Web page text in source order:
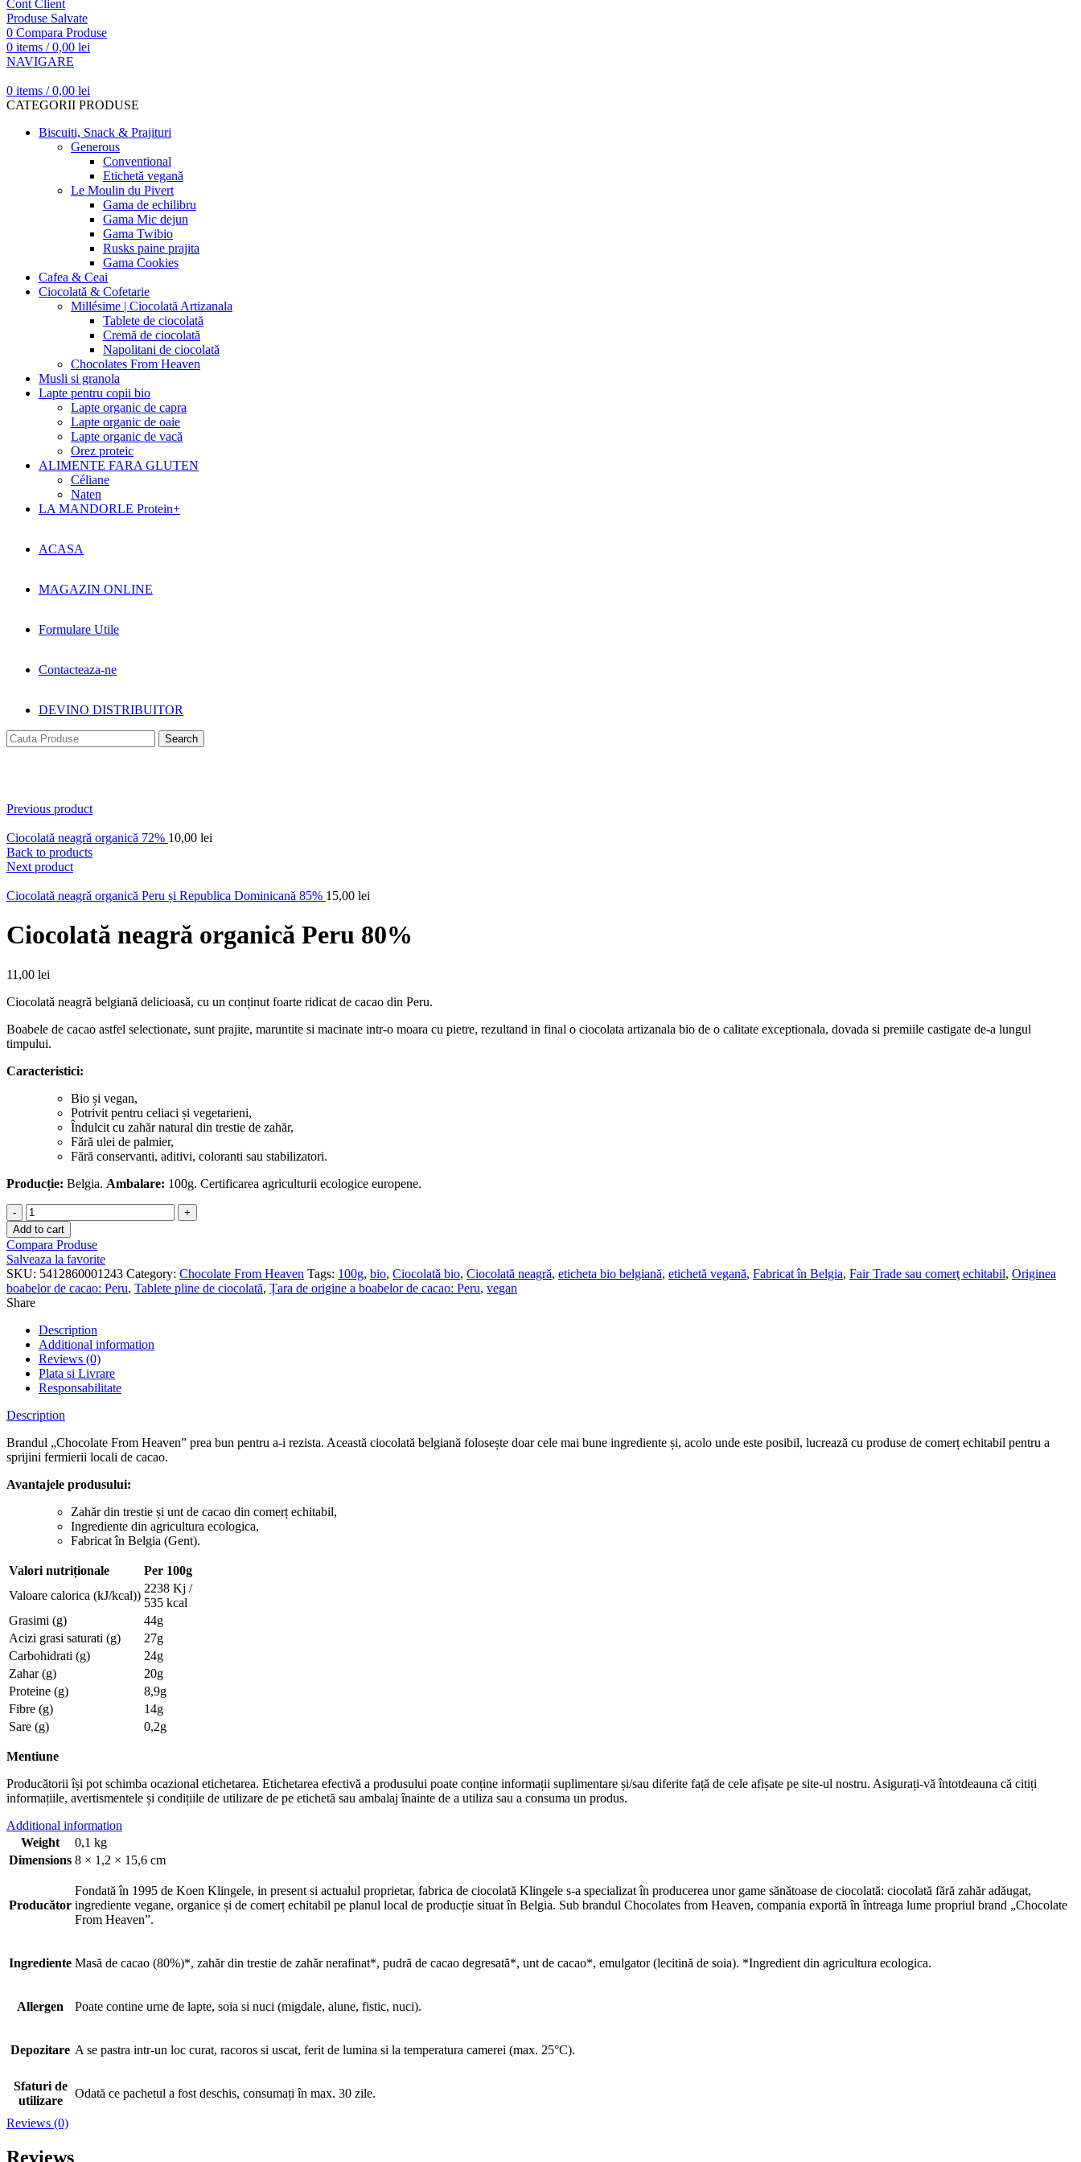
Cont Client
Produse Salvate
0 Compara Produse
0 items / 0,00 lei
NAVIGARE
0 items / 0,00 lei
CATEGORII PRODUSE
Biscuiti, Snack & Prajituri
Generous
Conventional
Etichetă vegană
Le Moulin du Pivert
Gama de echilibru
Gama Mic dejun
Gama Twibio
Rusks paine prajita
Gama Cookies
Cafea & Ceai
Ciocolată & Cofetarie
Millésime | Ciocolată Artizanala
Tablete de ciocolată
Cremă de ciocolată
Napolitani de ciocolată
Chocolates From Heaven
Musli si granola
Lapte pentru copii bio
Lapte organic de capra
Lapte organic de oaie
Lapte organic de vacă
Orez proteic
ALIMENTE FARA GLUTEN
Céliane
Naten
LA MANDORLE Protein+
ACASA
MAGAZIN ONLINE
Formulare Utile
Contacteaza-ne
DEVINO DISTRIBUITOR
Search
Previous product
Ciocolată neagră organică 72% 10,00 lei
Back to products
Next product
Ciocolată neagră organică Peru și Republica Dominicană 85% 15,00 lei
Ciocolată neagră organică Peru 80%
11,00 lei
Ciocolată neagră belgiană delicioasă, cu un conținut foarte ridicat de cacao din Peru.
Boabele de cacao astfel selectionate, sunt prajite, maruntite si macinate intr-o moara cu pietre, rezultand in final o ciocolata artizanala bio de o calitate exceptionala, dovada si premiile castigate de-a lungul
timpului.
Caracteristici:
Bio și vegan,
Potrivit pentru celiaci și vegetarieni,
Îndulcit cu zahăr natural din trestie de zahăr,
Fără ulei de palmier,
Fără conservanti, aditivi, coloranti sau stabilizatori.
Producție: Belgia. Ambalare: 100g. Certificarea agriculturii ecologice europene.
Ciocolată
neagră
organică
Peru
80%
quantity
Add to cart
Compara Produse
Salveaza la favorite
SKU: 5412860001243 Category: Chocolate From Heaven Tags: 100g, bio, Ciocolată bio, Ciocolată neagră, eticheta bio belgiană, etichetă vegană, Fabricat în Belgia, Fair Trade sau comerţ echitabil, Originea
boabelor de cacao: Peru, Tablete pline de ciocolată, Țara de origine a boabelor de cacao: Peru, vegan
Share
Description
Additional information
Reviews (0)
Plata si Livrare
Responsabilitate
Description
Brandul „Chocolate From Heaven” prea bun pentru a-i rezista. Această ciocolată belgiană folosește doar cele mai bune ingrediente și, acolo unde este posibil, lucrează cu produse de comerț echitabil pentru a
sprijini fermierii locali de cacao.
Avantajele produsului:
Zahăr din trestie și unt de cacao din comerț echitabil,
Ingrediente din agricultura ecologica,
Fabricat în Belgia (Gent).
Valori nutriționale
Per 100g
Valoare calorica (kJ/kcal))
2238 Kj /
535 kcal
Grasimi (g)
44g
Acizi grasi saturati (g)
27g
Carbohidrati (g)
24g
Zahar (g)
20g
Proteine (g)
8,9g
Fibre (g)
14g
Sare (g)
0,2g
Mentiune
Producătorii își pot schimba ocazional etichetarea. Etichetarea efectivă a produsului poate conține informații suplimentare și/sau diferite față de cele afișate pe site-ul nostru. Asigurați-vă întotdeauna că citiți
informațiile, avertismentele și condițiile de utilizare de pe etichetă sau ambalaj înainte de a utiliza sau a consuma un produs.
Additional information
Weight
0,1 kg
Dimensions 8 × 1,2 × 15,6 cm
Producător
Fondată în 1995 de Koen Klingele, in present si actualul proprietar, fabrica de ciocolată Klingele s-a specializat în producerea unor game sănătoase de ciocolată: ciocolată fără zahăr adăugat,
ingrediente vegane, organice și de comerț echitabil pe planul local de producție situat în Belgia. Sub brandul Chocolates from Heaven, compania exportă în întreaga lume propriul brand „Chocolate
From Heaven”.
Ingrediente Masă de cacao (80%)*, zahăr din trestie de zahăr nerafinat*, pudră de cacao degresată*, unt de cacao*, emulgator (lecitină de soia). *Ingredient din agricultura ecologica.
Allergen Poate contine urne de lapte, soia si nuci (migdale, alune, fistic, nuci).
Depozitare A se pastra intr-un loc curat, racoros si uscat, ferit de lumina si la temperatura camerei (max. 25°C).
Sfaturi de
utilizare
Odată ce pachetul a fost deschis, consumați în max. 30 zile.
Reviews (0)
Reviews